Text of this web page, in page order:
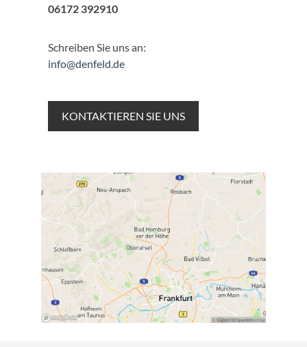
06172 392910
Schreiben Sie uns an:
info@denfeld.de
KONTAKTIEREN SIE UNS